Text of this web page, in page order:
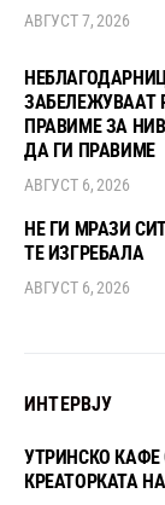
АВГУСТ 7, 2026
ЗАБЕЛЕЖУВААТ
ПРАВИМЕ ЗА
ДА ГИ ПРАВИМЕ
АВГУСТ 6, 2026
НЕ ГИ МРАЗИ
ТЕ ИЗГРЕБАЛА
АВГУСТ 6, 2026
ИНТЕРВЈУ
УТРИНСКО
КРЕАТОРКАТА